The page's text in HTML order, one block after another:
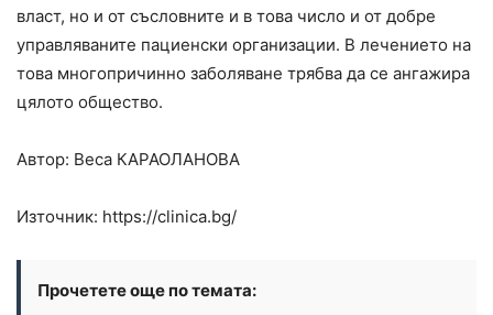
власт, но и от съсловните и в това число и от добре
управляваните пациенски организации. В лечението на
това многопричинно заболяване трябва да се ангажира
цялото общество.
Автор: Веса КАРАОЛАНОВА
Източник: https://clinica.bg/
Прочетете още по темата: